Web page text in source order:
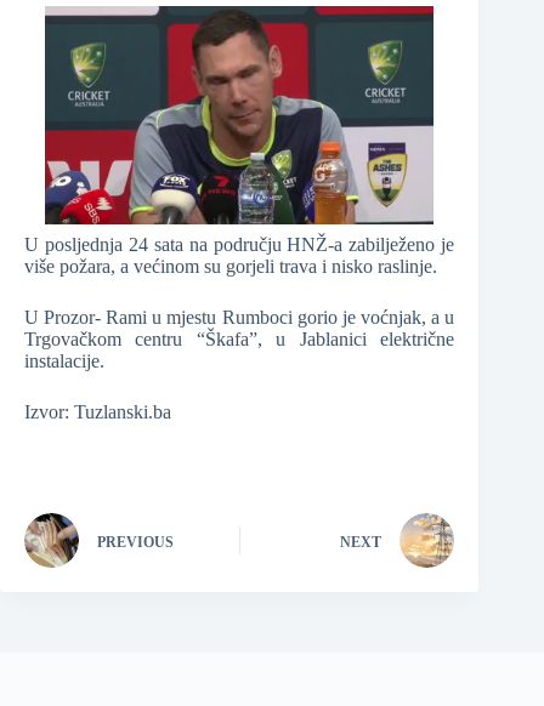
U posljednja 24 sata na području HNŽ-a zabilježeno je
više požara, a većinom su gorjeli trava i nisko raslinje.
U Prozor- Rami u mjestu Rumboci gorio je voćnjak, a u
Trgovačkom centru “Škafa”, u Jablanici električne
instalacije.
Izvor: Tuzlanski.ba
PREVIOUS NEXT